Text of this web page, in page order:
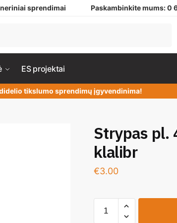
sprendimai Paskambinkite mums:0
ES projektai
tikslumo sprendimų įgyvendinima!
Strypas pl.
klalibr
€3.00